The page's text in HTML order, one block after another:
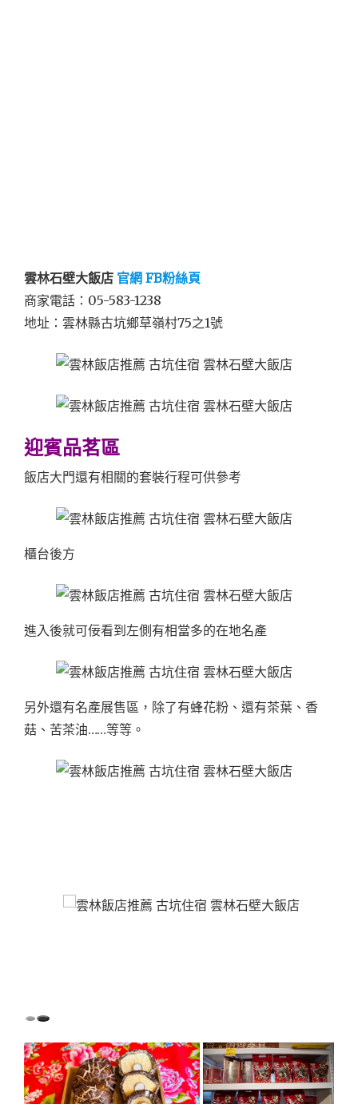
雲林石壁大飯店 官網 FB粉絲頁
商家電話：05-583-1238
地址：雲林縣古坑鄉草嶺村75之1號
迎賓品茗區
飯店大門還有相關的套裝行程可供參考
櫃台後方
進入後就可佞看到左側有相當多的在地名產
另外還有名產展售區，除了有蜂花粉、還有茶葉、香
菇、苦茶油……等等。